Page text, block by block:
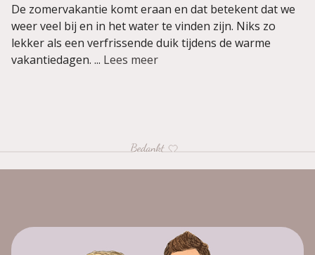
De zomervakantie komt eraan en dat betekent dat we
weer veel bij en in het water te vinden zijn. Niks zo
lekker als een verfrissende duik tijdens de warme
vakantiedagen. ... Lees meer